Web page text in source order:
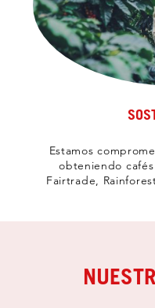
Estamos
obteniendo
Fairtrade,